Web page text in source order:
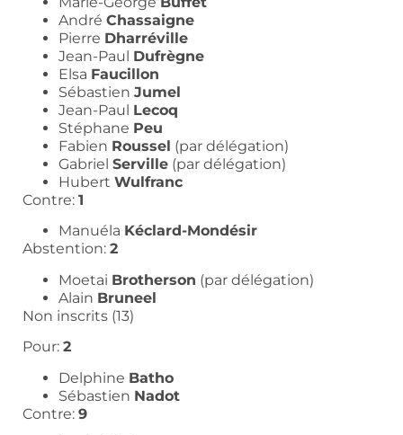
André Chassaigne
Pierre Dharréville
Jean-Paul Dufrègne
Elsa Faucillon
Sébastien Jumel
Jean-Paul Lecoq
Stéphane Peu
Fabien Roussel (par délégation)
Gabriel Serville (par délégation)
Hubert Wulfranc
Contre: 1
Manuéla Kéclard-Mondésir
Abstention: 2
Moetai Brotherson (par délégation)
Alain Bruneel
Non inscrits (13)
Pour: 2
Delphine Batho
Sébastien Nadot
Contre: 9